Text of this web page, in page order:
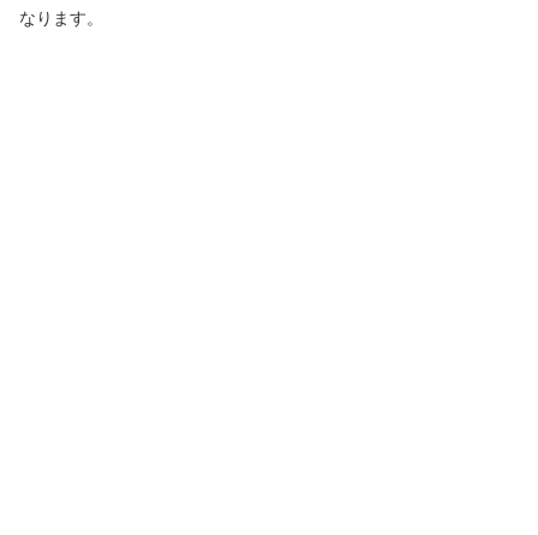
なります。